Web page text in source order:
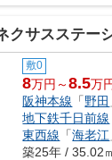
クサスステー
敷0
8万円～8.5万
阪神本線 「野田
地下鉄千日前線
東西線 「海老江
築25年 / 35.02